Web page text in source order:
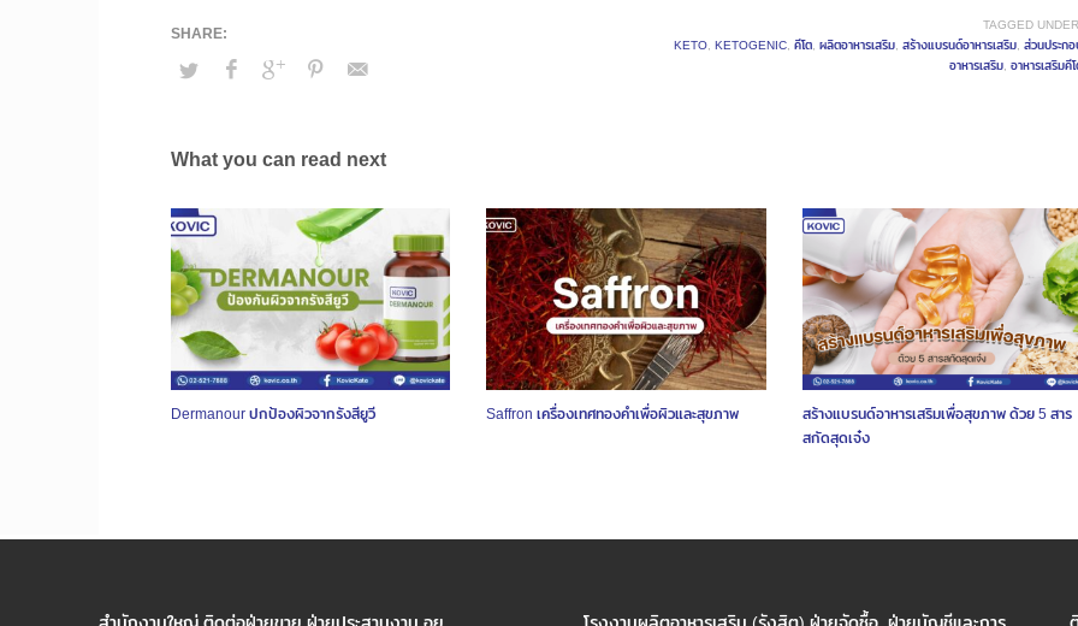
TAGGED
KETO, KETOGENIC, คีโต, ผลิตอาหารเสริม, สร้างแบรนด์อาหารเสริม, ส่วนประก
อาหารเสริม, อาหารเสริมคี
What you can read next
Dermanour ปกป้องผิวจากรังสียูวี Saffron เครื่องเทศทองคำเพื่อผิวและสุขภาพ
สร้างแบรนด์อาหารเสริมเพื่อสุขภาพ ด้วย 5 สาร
สกัดสุดเจ๋ง